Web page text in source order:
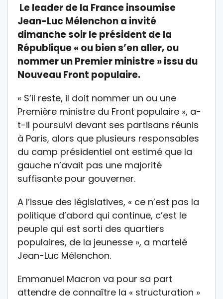
Le leader de la France insoumise
Jean-Luc Mélenchon a invité
dimanche soir le président de la
République « ou bien s’en aller, ou
nommer un Premier ministre » issu du
Nouveau Front populaire.
« S’il reste, il doit nommer un ou une
Première ministre du Front populaire », a-
t-il poursuivi devant ses partisans réunis
à Paris, alors que plusieurs responsables
du camp présidentiel ont estimé que la
gauche n’avait pas une majorité
suffisante pour gouverner.
A l’issue des législatives, « ce n’est pas la
politique d’abord qui continue, c’est le
peuple qui est sorti des quartiers
populaires, de la jeunesse », a martelé
Jean-Luc Mélenchon.
Emmanuel Macron va pour sa part
attendre de connaître la « structuration »